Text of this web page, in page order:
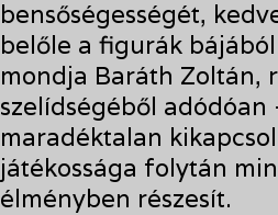
bensőségességét,
belőle a figurák
mondja Baráth Zoltán,
szelídségéből
maradéktalan
játékossága folytán
élményben részesít.